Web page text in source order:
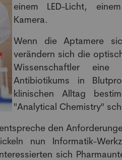
einem LED-Licht,
Kamera.
Wenn die Aptamere
verändern sich die
Wissenschaftler eine
Antibiotikums in
klinischen Alltag
"Analytical Chemistry"
den
nun Informatik-
sich
NEWSLETTER
Anmeldung
Melde dich kostenlos für
erhalte einmal pro
und News aus der Welt